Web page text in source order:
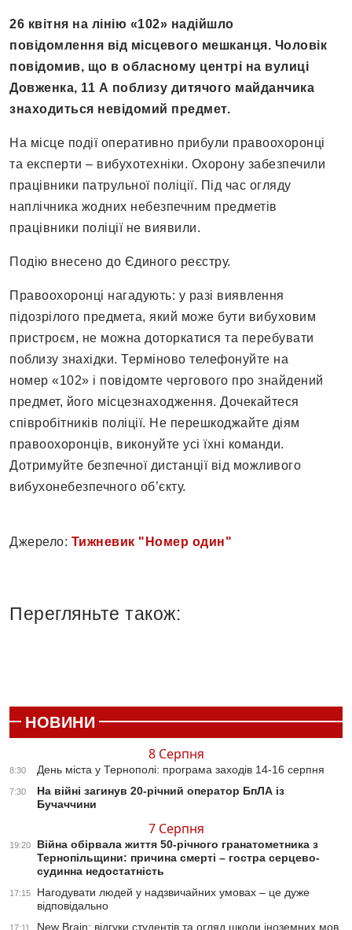
26 квітня на лінію «102» надійшло
повідомлення від місцевого мешканця. Чоловік
повідомив, що в обласному центрі на вулиці
Довженка, 11 А поблизу дитячого майданчика
знаходиться невідомий предмет.
На місце події оперативно прибули правоохоронці
та експерти – вибухотехніки. Охорону забезпечили
працівники патрульної поліції. Під час огляду
наплічника жодних небезпечним предметів
працівники поліції не виявили.
Подію внесено до Єдиного реєстру.
Правоохоронці нагадують: у разі виявлення
підозрілого предмета, який може бути вибуховим
пристроєм, не можна доторкатися та перебувати
поблизу знахідки. Терміново телефонуйте на
номер «102» і повідомте чергового про знайдений
предмет, його місцезнаходження. Дочекайтеся
співробітників поліції. Не перешкоджайте діям
правоохоронців, виконуйте усі їхні команди.
Дотримуйте безпечної дистанції від можливого
вибухонебезпечного об’єкту.
Джерело: Тижневик "Номер один"
Перегляньте також:
НОВИНИ
8 Серпня
8:30 День міста у Тернополі: програма заходів 14-16 серпня
7:30
На війні загинув 20-річний оператор БпЛА із
Бучаччини
7 Серпня
19:20
Війна обірвала життя 50-річного гранатометника з
Тернопільщини: причина смерті – гостра серцево-
судинна недостатність
17:15
Нагодувати людей у надзвичайних умовах – це дуже
відповідально
17:11 New Brain: відгуки студентів та огляд школи іноземних мов